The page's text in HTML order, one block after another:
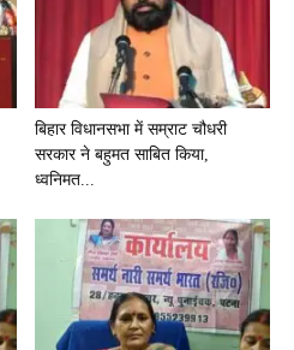
बिहार विधानसभा में सम्राट चौधरी
सरकार ने बहुमत साबित किया,
ध्वनिमत...